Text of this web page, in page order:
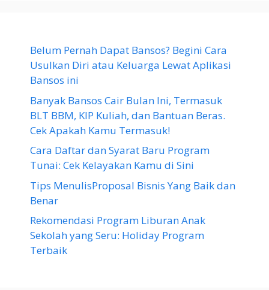
Belum Pernah Dapat Bansos? Begini Cara
Usulkan Diri atau Keluarga Lewat Aplikasi
Bansos ini
Banyak Bansos Cair Bulan Ini, Termasuk
BLT BBM, KIP Kuliah, dan Bantuan Beras.
Cek Apakah Kamu Termasuk!
Cara Daftar dan Syarat Baru Program
Tunai: Cek Kelayakan Kamu di Sini
Tips MenulisProposal Bisnis Yang Baik dan
Benar
Rekomendasi Program Liburan Anak
Sekolah yang Seru: Holiday Program
Terbaik